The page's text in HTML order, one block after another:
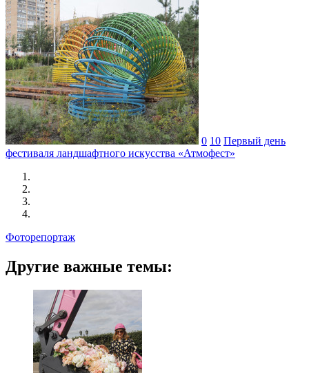
0 10 Первый день
фестиваля ландшафтного искусства «Атмофест»
Фоторепортаж
Другие важные темы: